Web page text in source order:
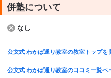
併塾について
なし
公文式 わかば通り教室の教室トップを
公文式 わかば通り教室の口コミ一覧ペ